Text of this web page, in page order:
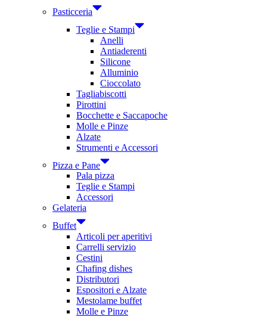
Pasticceria
Teglie e Stampi
Anelli
Antiaderenti
Silicone
Alluminio
Cioccolato
Tagliabiscotti
Pirottini
Bocchette e Saccapoche
Molle e Pinze
Alzate
Strumenti e Accessori
Pizza e Pane
Pala pizza
Teglie e Stampi
Accessori
Gelateria
Buffet
Articoli per aperitivi
Carrelli servizio
Cestini
Chafing dishes
Distributori
Espositori e Alzate
Mestolame buffet
Molle e Pinze